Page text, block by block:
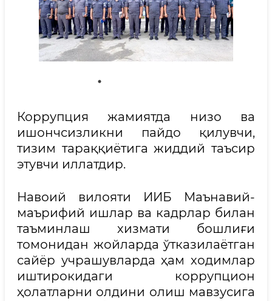
Коррупция жамиятда низо ва
ишончсизликни пайдо қилувчи,
тизим тараққиётига жиддий таъсир
этувчи иллатдир.
Навоий вилояти ИИБ Маънавий-
маърифий ишлар ва кадрлар билан
таъминлаш хизмати бошлиғи
томонидан жойларда ўтказилаётган
сайёр учрашувларда ҳам ходимлар
иштирокидаги коррупцион
ҳолатларни олдини олиш мавзусига